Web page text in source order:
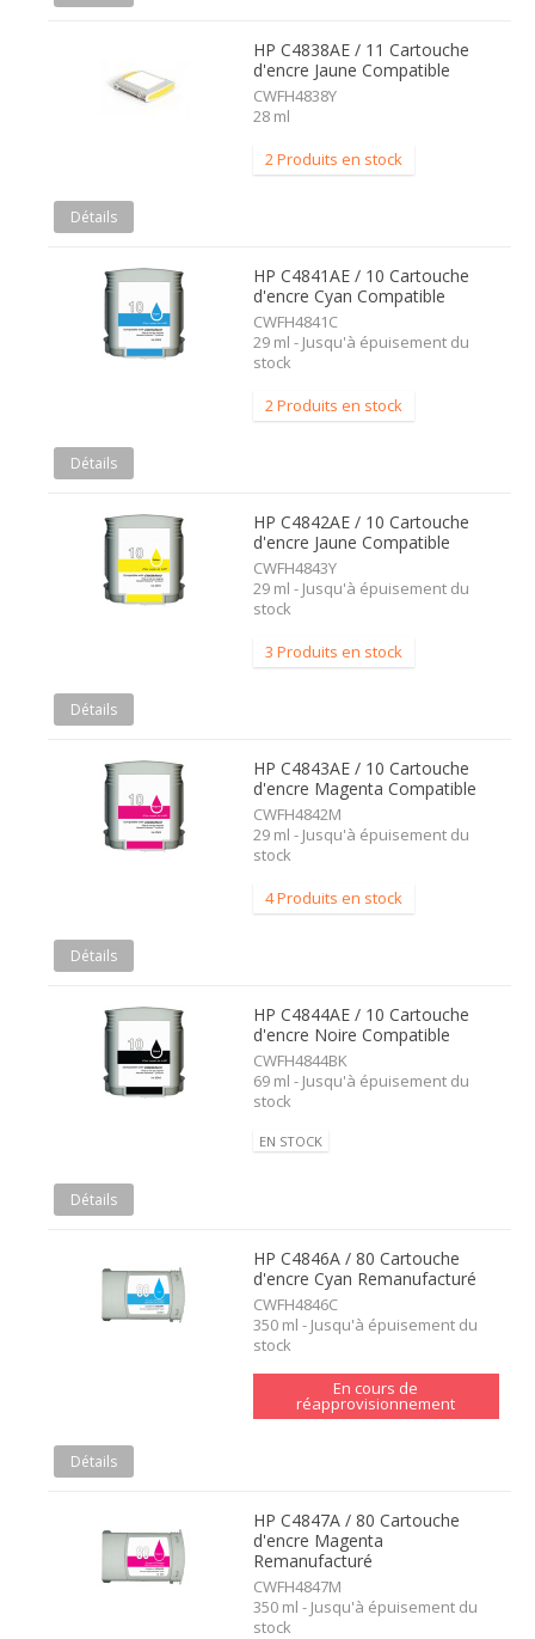
HP C4838AE / 11 Cartouche
d'encre Jaune Compatible
CWFH4838Y
28 ml
2 Produits en stock
Détails
HP C4841AE / 10 Cartouche
d'encre Cyan Compatible
CWFH4841C
29 ml - Jusqu'à épuisement du
stock
2 Produits en stock
Détails
HP C4842AE / 10 Cartouche
d'encre Jaune Compatible
CWFH4843Y
29 ml - Jusqu'à épuisement du
stock
3 Produits en stock
Détails
HP C4843AE / 10 Cartouche
d'encre Magenta Compatible
CWFH4842M
29 ml - Jusqu'à épuisement du
stock
4 Produits en stock
Détails
HP C4844AE / 10 Cartouche
d'encre Noire Compatible
CWFH4844BK
69 ml - Jusqu'à épuisement du
stock
EN STOCK
Détails
HP C4846A / 80 Cartouche
d'encre Cyan Remanufacturé
CWFH4846C
350 ml - Jusqu'à épuisement du
stock
En cours de
réapprovisionnement
Détails
HP C4847A / 80 Cartouche
d'encre Magenta
Remanufacturé
CWFH4847M
350 ml - Jusqu'à épuisement du
stock